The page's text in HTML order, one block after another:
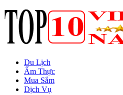
Du Lịch
Ẩm Thực
Mua Sắm
Dịch Vụ